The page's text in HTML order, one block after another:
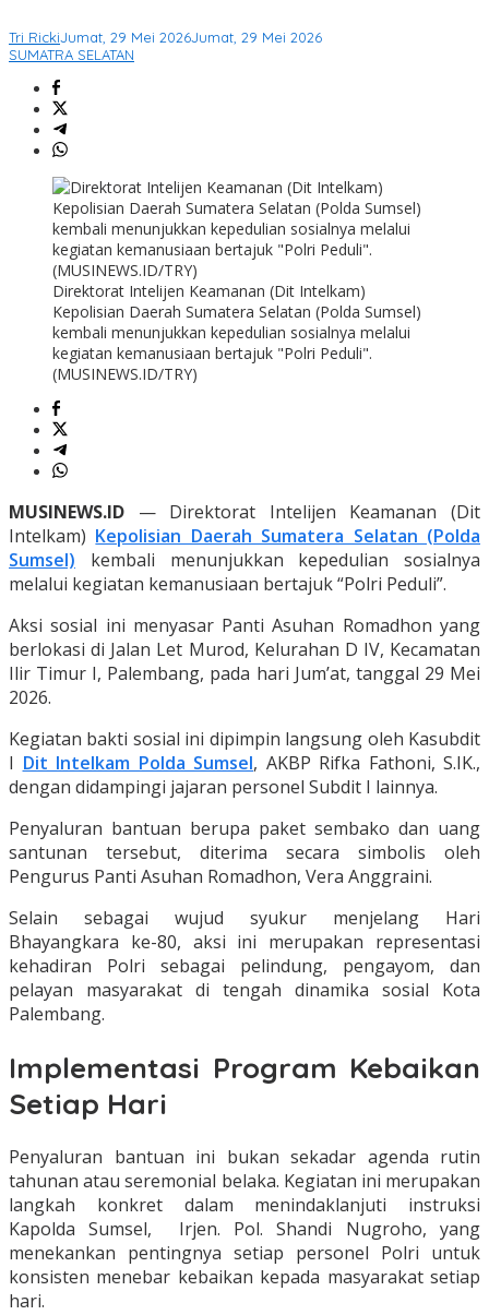
Tri RickiJumat, 29 Mei 2026Jumat, 29 Mei 2026
SUMATRA SELATAN
Direktorat Intelijen Keamanan (Dit Intelkam)
Kepolisian Daerah Sumatera Selatan (Polda Sumsel)
kembali menunjukkan kepedulian sosialnya melalui
kegiatan kemanusiaan bertajuk "Polri Peduli".
(MUSINEWS.ID/TRY)
MUSINEWS.ID — Direktorat Intelijen Keamanan (Dit
Intelkam) Kepolisian Daerah Sumatera Selatan (Polda
Sumsel) kembali menunjukkan kepedulian sosialnya
melalui kegiatan kemanusiaan bertajuk “Polri Peduli”.
Aksi sosial ini menyasar Panti Asuhan Romadhon yang
berlokasi di Jalan Let Murod, Kelurahan D IV, Kecamatan
Ilir Timur I, Palembang, pada hari Jum’at, tanggal 29 Mei
2026.
Kegiatan bakti sosial ini dipimpin langsung oleh Kasubdit
I Dit Intelkam Polda Sumsel, AKBP Rifka Fathoni, S.IK.,
dengan didampingi jajaran personel Subdit I lainnya.
Penyaluran bantuan berupa paket sembako dan uang
santunan tersebut, diterima secara simbolis oleh
Pengurus Panti Asuhan Romadhon, Vera Anggraini.
Selain sebagai wujud syukur menjelang Hari
Bhayangkara ke-80, aksi ini merupakan representasi
kehadiran Polri sebagai pelindung, pengayom, dan
pelayan masyarakat di tengah dinamika sosial Kota
Palembang.
Implementasi Program Kebaikan
Setiap Hari
Penyaluran bantuan ini bukan sekadar agenda rutin
tahunan atau seremonial belaka. Kegiatan ini merupakan
langkah konkret dalam menindaklanjuti instruksi
Kapolda Sumsel, Irjen. Pol. Shandi Nugroho, yang
menekankan pentingnya setiap personel Polri untuk
konsisten menebar kebaikan kepada masyarakat setiap
hari.